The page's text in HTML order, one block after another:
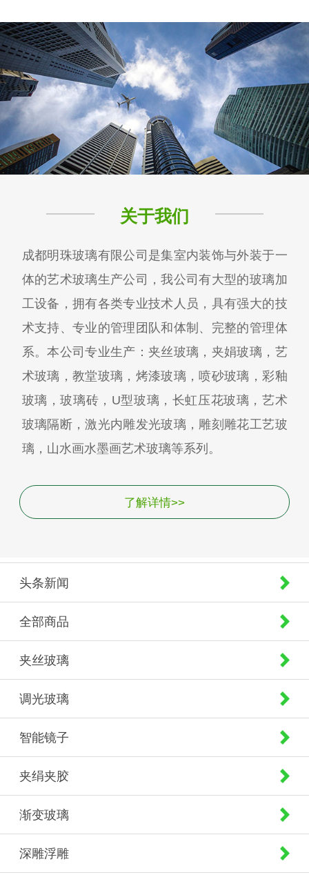
关于我们
成都明珠玻璃有限公司是集室内装饰与外装于一
体的艺术玻璃生产公司，我公司有大型的玻璃加
工设备，拥有各类专业技术人员，具有强大的技
术支持、专业的管理团队和体制、完整的管理体
系。本公司专业生产：夹丝玻璃，夹娟玻璃，艺
术玻璃，教堂玻璃，烤漆玻璃，喷砂玻璃，彩釉
玻璃，玻璃砖，U型玻璃，长虹压花玻璃，艺术
玻璃隔断，激光内雕发光玻璃，雕刻雕花工艺玻
璃，山水画水墨画艺术玻璃等系列。
了解详情>>
头条新闻
全部商品
夹丝玻璃
调光玻璃
智能镜子
夹绢夹胶
渐变玻璃
深雕浮雕